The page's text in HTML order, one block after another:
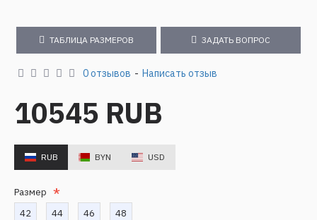
ТАБЛИЦА РАЗМЕРОВ ЗАДАТЬ ВОПРОС
0 отзывов - Написать отзыв
10545 RUB
RUB BYN USD
Размер
42
44 46 48